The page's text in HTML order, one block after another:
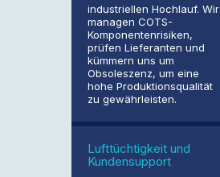
industriellen Hochlauf. Wir
managen COTS-
Komponentenrisiken,
prüfen Lieferanten und
kümmern uns um
Obsoleszenz, um eine
hohe Produktionsqualität
zu gewährleisten.
Lufttüchtigkeit und
Kundensupport